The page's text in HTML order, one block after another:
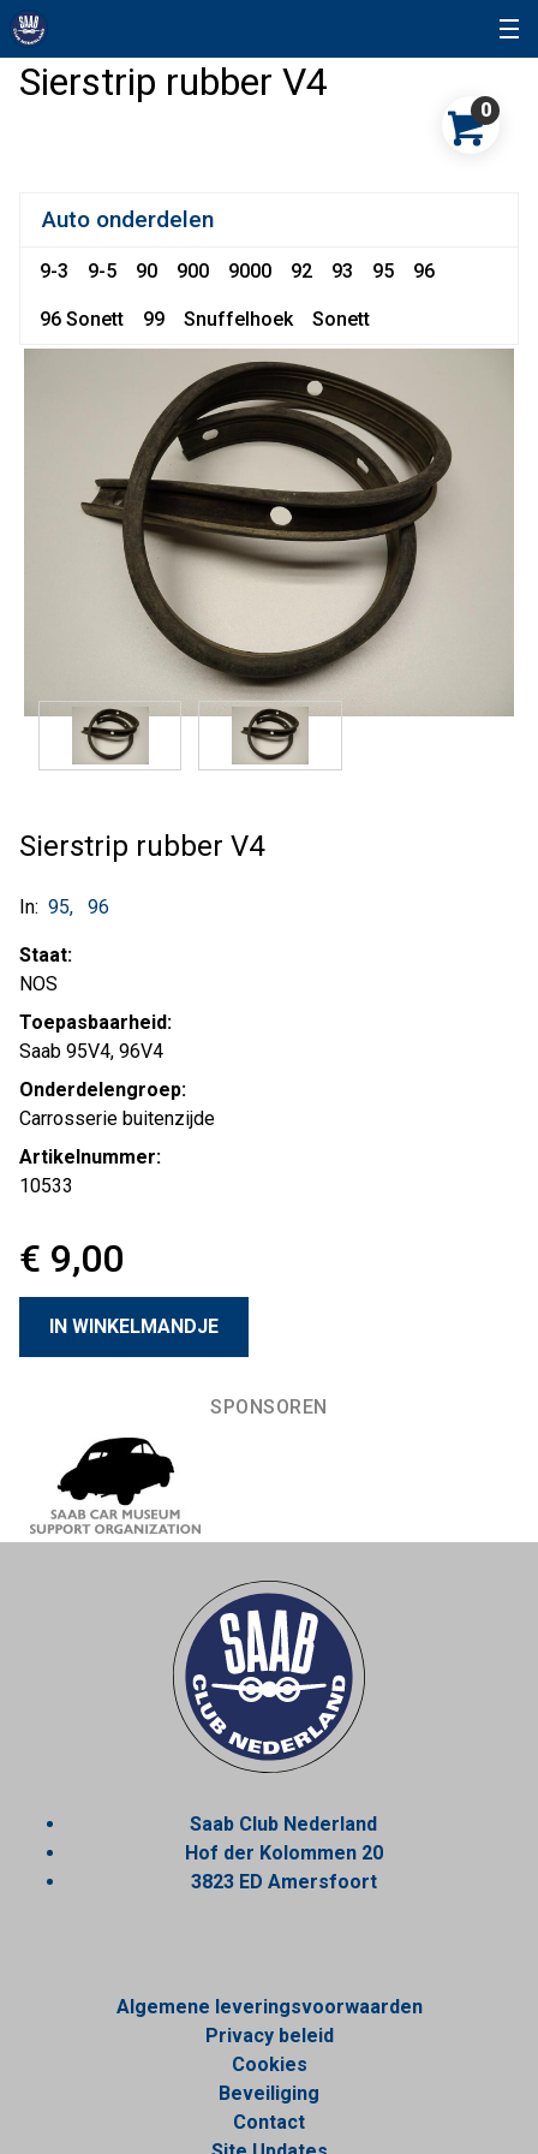
Sierstrip rubber V4
0
Auto onderdelen
9-3 9-5 90 900 9000 92 93 95 96
96 Sonett 99 Snuffelhoek Sonett
Sierstrip rubber V4
In: 95 96
Staat:
NOS
Toepasbaarheid:
Saab 95V4, 96V4
Onderdelengroep:
Carrosserie buitenzijde
Artikelnummer:
10533
€ 9,00
SPONSOREN
Saab Club Nederland
Hof der Kolommen 20
3823 ED Amersfoort
Algemene leveringsvoorwaarden
Privacy beleid
Cookies
Beveiliging
Contact